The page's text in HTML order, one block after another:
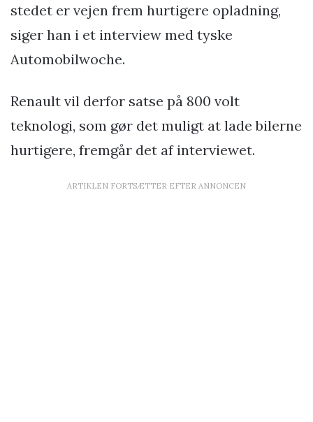
stedet er vejen frem hurtigere opladning,
siger han i et interview med tyske
Automobilwoche.
Renault vil derfor satse på 800 volt
teknologi, som gør det muligt at lade bilerne
hurtigere, fremgår det af interviewet.
ARTIKLEN FORTSÆTTER EFTER ANNONCEN